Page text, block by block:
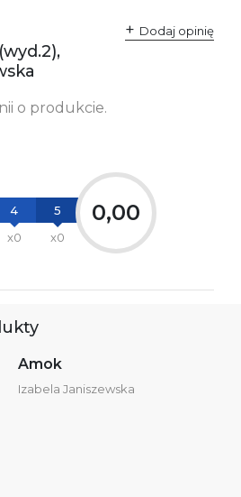
Dodaj opinię
o produkcie.
4
x0
5
x0
0,00
Amok
Izabela Janiszewska